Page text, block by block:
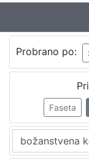
Jezik
hrvatski
Zbirka
Probrano po:
Faseta